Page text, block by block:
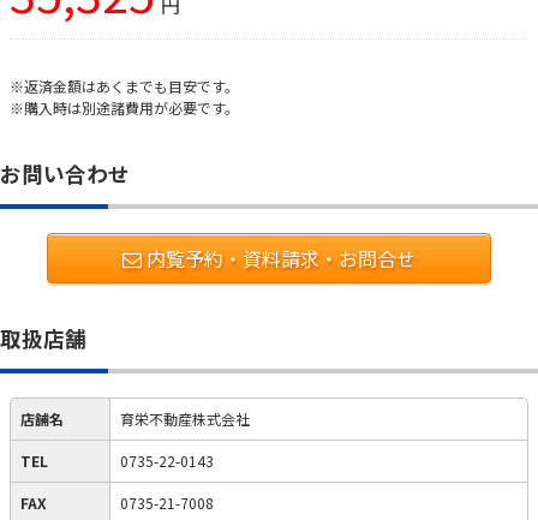
※返済金額はあくまでも目安です。
※購入時は別途諸費用が必要です。
お問い合わせ
内覧予約・資料請求・お問合せ
取扱店舗
店舗名 育栄不動産株式会社
TEL 0735-22-0143
FAX 0735-21-7008